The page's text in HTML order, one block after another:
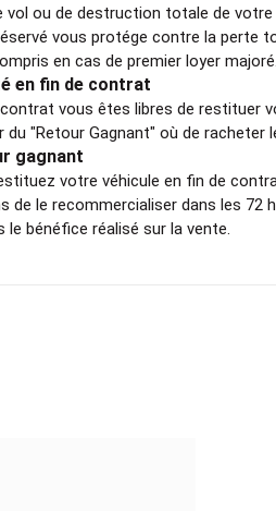
vol ou de destruction totale de
vous protége contre la perte
en cas de premier loyer majoré.
en fin de contrat
vous êtes libres de restituer
du "Retour Gagnant" où de racheter
gagnant
votre véhicule en fin de
de le recommercialiser dans les 72
le bénéfice réalisé sur la vente.